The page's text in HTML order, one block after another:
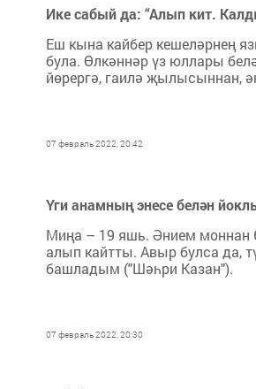
Ике сабый да: “Алып кит.
Еш кына кайбер кешеләрнең
була. Өлкәннәр үз юллары
йөрергә, гаилә җылысыннан,
07 февраль 2022, 20:42
Үги анамның энесе белән
Миңа – 19 яшь. Әнием моннан
алып кайтты. Авыр булса да,
башладым ("Шәһри Казан").
07 февраль 2022, 20:30